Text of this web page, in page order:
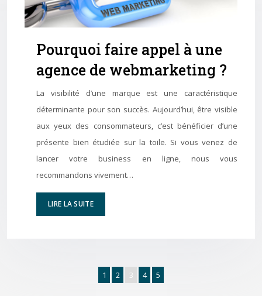
Pourquoi faire appel à une
agence de webmarketing ?
La visibilité d’une marque est une caractéristique
déterminante pour son succès. Aujourd’hui, être visible
aux yeux des consommateurs, c’est bénéficier d’une
présente bien étudiée sur la toile. Si vous venez de
lancer votre business en ligne, nous vous
recommandons vivement…
LIRE LA SUITE
1 2 3 4 5